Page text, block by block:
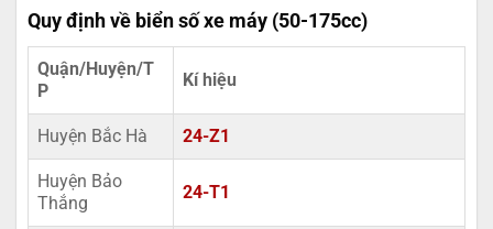
Quy định về biển số xe máy (50-175cc)
Quận/Huyện/T
P
Kí hiệu
Huyện Bắc Hà 24-Z1
Huyện Bảo
Thắng
24-T1